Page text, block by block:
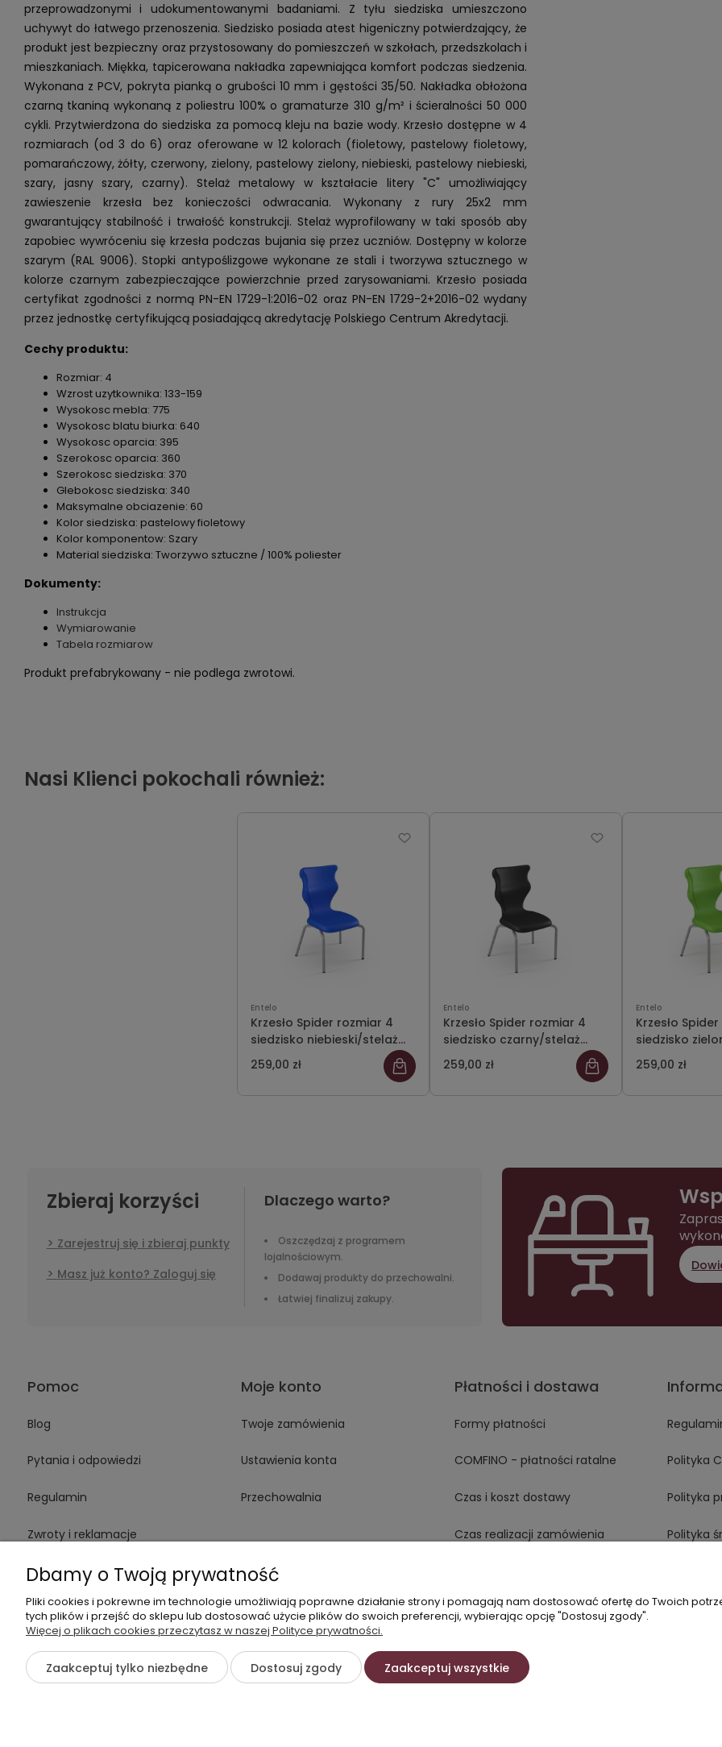
przeprowadzonymi i udokumentowanymi badaniami. Z tyłu siedziska umieszczono
uchywyt do łatwego przenoszenia. Siedzisko posiada atest higeniczny potwierdzający, że
produkt jest bezpieczny oraz przystosowany do pomieszczeń w szkołach, przedszkolach i
mieszkaniach. Miękka, tapicerowana nakładka zapewniająca komfort podczas siedzenia.
Wykonana z PCV, pokryta pianką o grubości 10 mm i gęstości 35/50. Nakładka obłożona
czarną tkaniną wykonaną z poliestru 100% o gramaturze 310 g/m² i ścieralności 50 000
cykli. Przytwierdzona do siedziska za pomocą kleju na bazie wody. Krzesło dostępne w 4
rozmiarach (od 3 do 6) oraz oferowane w 12 kolorach (fioletowy, pastelowy fioletowy,
pomarańczowy, żółty, czerwony, zielony, pastelowy zielony, niebieski, pastelowy niebieski,
szary, jasny szary, czarny). Stelaż metalowy w kształacie litery "C" umożliwiający
zawieszenie krzesła bez konieczości odwracania. Wykonany z rury 25x2 mm
gwarantujący stabilność i trwałość konstrukcji. Stelaż wyprofilowany w taki sposób aby
zapobiec wywróceniu się krzesła podczas bujania się przez uczniów. Dostępny w kolorze
szarym (RAL 9006). Stopki antypoślizgowe wykonane ze stali i tworzywa sztucznego w
kolorze czarnym zabezpieczające powierzchnie przed zarysowaniami. Krzesło posiada
certyfikat zgodności z normą PN-EN 1729-1:2016-02 oraz PN-EN 1729-2+2016-02 wydany
przez jednostkę certyfikującą posiadającą akredytację Polskiego Centrum Akredytacji.
Cechy produktu:
Rozmiar: 4
Wzrost uzytkownika: 133-159
Wysokosc mebla: 775
Wysokosc blatu biurka: 640
Wysokosc oparcia: 395
Szerokosc oparcia: 360
Szerokosc siedziska: 370
Glebokosc siedziska: 340
Maksymalne obciazenie: 60
Kolor siedziska: pastelowy fioletowy
Kolor komponentow: Szary
Material siedziska: Tworzywo sztuczne / 100% poliester
Dokumenty:
Instrukcja
Wymiarowanie
Tabela rozmiarow
Produkt prefabrykowany - nie podlega zwrotowi.
Nasi Klienci pokochali również:
Entelo
Krzesło Spider rozmiar 4
siedzisko niebieski/stelaż
szary
259,00 zł
Entelo
Krzesło Spider rozmiar 4
siedzisko czarny/stelaż
szary
259,00 zł
Entelo
Krzesło
siedzisko
szary
259,00 zł
Zbieraj korzyści
Zarejestruj się i zbieraj punkty
Masz już konto? Zaloguj się
Dlaczego warto?
Oszczędzaj z programem
lojalnościowym.
Dodawaj produkty do przechowalni.
Łatwiej finalizuj zakupy.
Pomoc
Blog
Pytania i odpowiedzi
Regulamin
Zwroty i reklamacje
Karta Gwarancyjna
Moje konto
Twoje zamówienia
Ustawienia konta
Przechowalnia
Płatności i dostawa
Formy płatności
COMFINO - płatności ratalne
Czas i koszt dostawy
Czas realizacji zamówienia
Polityka
Polityka
Polityka
Dane kontaktowe
Dbamy o Twoją prywatność
Pliki cookies i pokrewne im technologie umożliwiają poprawne działanie strony i pomagają nam dostosować ofertę do Twoich
tych plików i przejść do sklepu lub dostosować użycie plików do swoich preferencji, wybierając opcję "Dostosuj zgody".
Więcej o plikach cookies przeczytasz w naszej Polityce prywatności.
Zaakceptuj tylko niezbędne Dostosuj zgody Zaakceptuj wszystkie